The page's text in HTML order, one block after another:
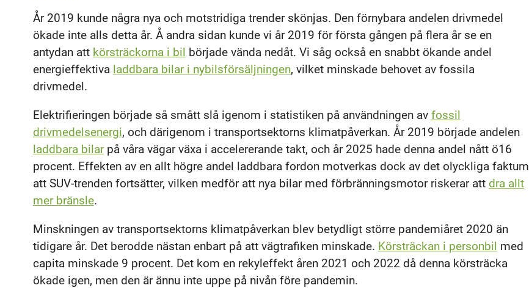
År 2019 kunde några nya och motstridiga trender skönjas. Den förnybara andelen drivmedel
ökade inte alls detta år. Å andra sidan kunde vi år 2019 för första gången på flera år se en
antydan att körsträckorna i bil började vända nedåt. Vi såg också en snabbt ökande andel
energieffektiva laddbara bilar i nybilsförsäljningen, vilket minskade behovet av fossila
drivmedel.
Elektrifieringen började så smått slå igenom i statistiken på användningen av fossil
drivmedelsenergi, och därigenom i transportsektorns klimatpåverkan. År 2019 började andelen
laddbara bilarpå våra vägar växa i accelererande takt, och år 2025 hade denna andel nått ö16
procent. Effekten av en allt högre andel laddbara fordon motverkas dock av det olyckliga faktum
att SUV-trenden fortsätter, vilken medför att nya bilar med förbränningsmotor riskerar att dra allt
mer bränsle.
Minskningen av transportsektorns klimatpåverkan blev betydligt större pandemiåret 2020 än
tidigare år. Det berodde nästan enbart på att vägtrafiken minskade. Körsträckan i personbil med
capita minskade 9 procent. Det kom en rekyleffekt åren 2021 och 2022 då denna körsträcka
ökade igen, men den är ännu inte uppe på nivån före pandemin.